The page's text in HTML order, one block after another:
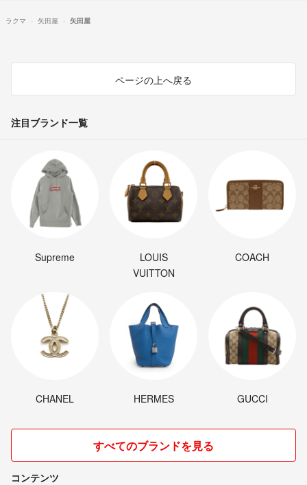
ラクマ 矢田屋 矢田屋
ページの上へ戻る
注目ブランド一覧
Supreme
LOUIS
VUITTON
COACH
CHANEL HERMES GUCCI
すべてのブランドを見る
コンテンツ